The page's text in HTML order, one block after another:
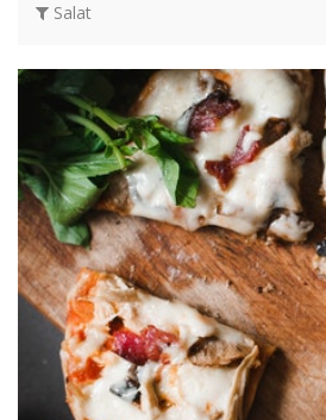
Salat